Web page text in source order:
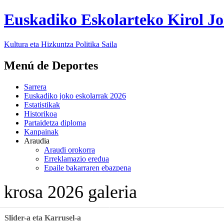
Euskadiko Eskolarteko Kirol
Kultura eta Hizkuntza Politika Saila
Menú de Deportes
Sarrera
Euskadiko joko eskolarrak 2026
Estatistikak
Historikoa
Partaidetza diploma
Kanpainak
Araudia
Araudi orokorra
Erreklamazio eredua
Epaile bakarraren ebazpena
krosa 2026 galeria
Slider-a eta Karrusel-a